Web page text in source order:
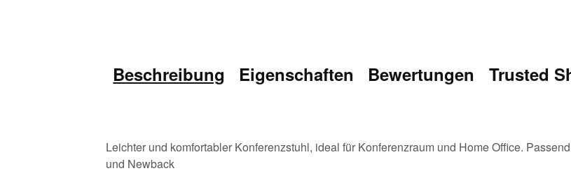
Beschreibung Eigenschaften Bewertungen Trusted
Leichter und komfortabler Konferenzstuhl, ideal für Konferenzraum und Home Office.
und Newback